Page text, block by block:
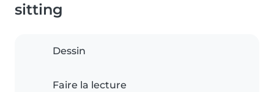
sitting
Dessin
Faire la lecture